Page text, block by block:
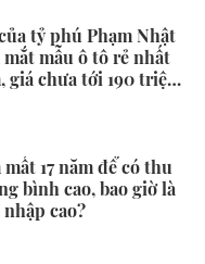
tỷ phú Phạm Nhật
mẫu ô tô rẻ nhất
giá chưa tới 190 triệu
17 năm để có thu
bình cao, bao giờ là
cao?